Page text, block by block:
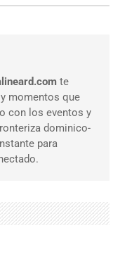
te
momentos que
con los eventos y
dominico-
para